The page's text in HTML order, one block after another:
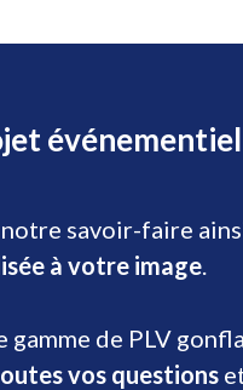
événementiel
savoir-faire
à votre image.
de PLV
vos questions